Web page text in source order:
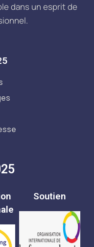
dans un esprit de
Soutien